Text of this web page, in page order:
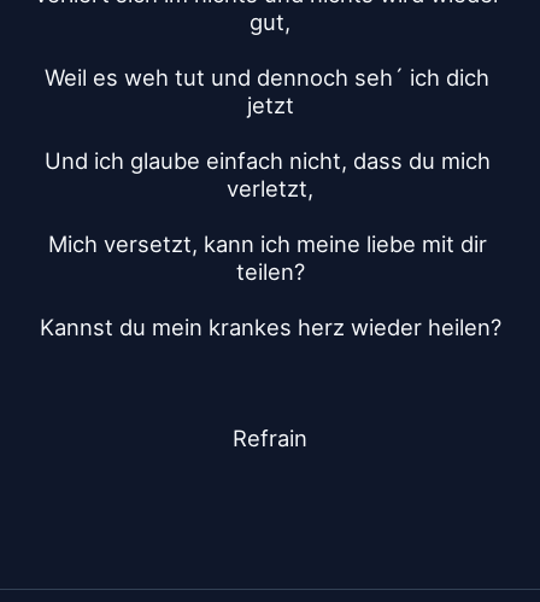
gut,
Weil es weh tut und dennoch seh´ ich dich
jetzt
Und ich glaube einfach nicht, dass du mich
verletzt,
Mich versetzt, kann ich meine liebe mit dir
teilen?
Kannst du mein krankes herz wieder heilen?
Refrain